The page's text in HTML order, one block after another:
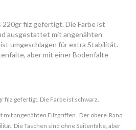
220gr filz gefertigt. Die Farbe ist
ausgestattet mit angenähten
umgeschlagen für extra Stabilität.
aber mit einer Bodenfalte
filz gefertigt. Die Farbe ist schwarz.
mit angenähten Filzgriffen. Der obere Rand
Die Taschen sind ohne Seitenfalte, aber